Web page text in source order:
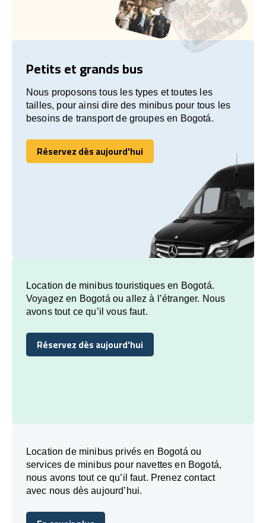
Petits et grands bus
Nous proposons tous les types et toutes les
tailles, pour ainsi dire des minibus pour tous les
besoins de transport de groupes en Bogotá.
Réservez dès aujourd'hui
Réservez dès aujourd'hui
Location de minibus touristiques en Bogotá.
Voyagez en Bogotá ou allez à l’étranger. Nous
avons tout ce qu’il vous faut.
Réservez dès aujourd'hui
Réservez dès aujourd'hui
Location de minibus privés en Bogotá ou
services de minibus pour navettes en Bogotá,
nous avons tout ce qu’il faut. Prenez contact
avec nous dès aujourd’hui.